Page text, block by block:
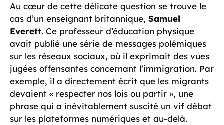
Au cœur de cette délicate question se trouve le
cas d’un enseignant britannique, Samuel
Everett. Ce professeur d’éducation physique
avait publié une série de messages polémiques
sur les réseaux sociaux, où il exprimait des vues
jugées offensantes concernant l’immigration. Par
exemple, il a directement écrit que les migrants
devaient « respecter nos lois ou partir », une
phrase qui a inévitablement suscité un vif débat
sur les plateformes numériques et au-delà.